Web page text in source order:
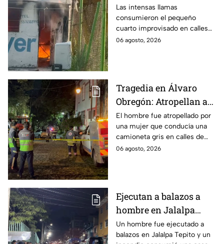
improvisado en la
Industrial Vallejo;
rompen cadenas para
combatir las llamas
Las intensas llamas
consumieron el pequeño
cuarto improvisado en calles
de Azcapotzalco; bomberos
06 agosto, 2026
Tragedia en Álvaro
Obregón: Atropellan a
hombre en situación de
calle y queda prensado
en San Ángel, CDMX
El hombre fue atropellado por
una mujer que conducía una
camioneta gris en calles de
San Ángel; la responsable ya
06 agosto, 2026
Ejecutan a balazos a
hombre en Jalalpa
Tepito; hay un
detenido, mientras
Un hombre fue ejecutado a
balazos en Jalalpa Tepito y un